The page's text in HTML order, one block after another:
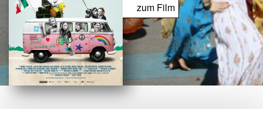
zum Film